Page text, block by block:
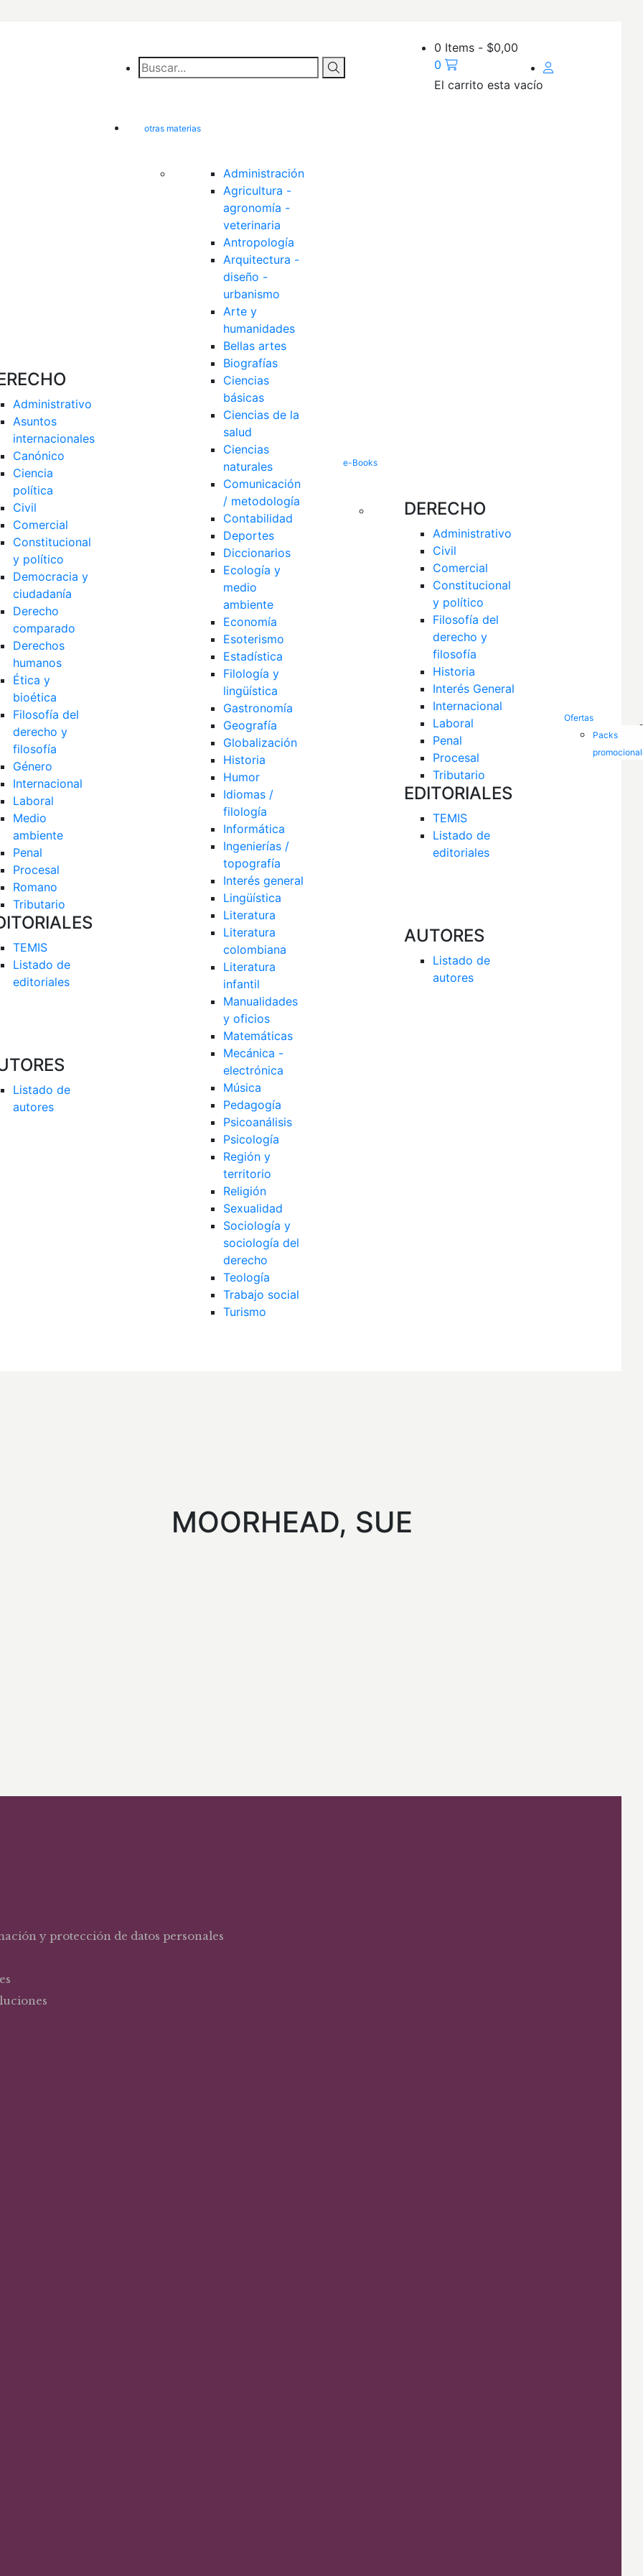
Administrativo
Asuntos
internacionales
Canónico
Ciencia
política
Civil
Comercial
Constitucional
y político
Democracia y
ciudadanía
Derecho
comparado
Derechos
humanos
Ética y
bioética
Filosofía del
derecho y
filosofía
Género
Internacional
Laboral
Medio
ambiente
Penal
Procesal
Romano
Tributario
TEMIS
Listado de
editoriales
Listado de
autores
otras materias
Administración
Agricultura -
agronomía -
veterinaria
Antropología
Arquitectura -
diseño -
urbanismo
Arte y
humanidades
Bellas artes
Biografías
Ciencias
básicas
Ciencias de la
salud
Ciencias
naturales
Comunicación
/ metodología
Contabilidad
Deportes
Diccionarios
Ecología y
medio
ambiente
Economía
Esoterismo
Estadística
Filología y
lingüística
Gastronomía
Geografía
Globalización
Historia
Humor
Idiomas /
filología
Informática
Ingenierías /
topografía
Interés general
Lingüística
Literatura
Literatura
colombiana
Literatura
infantil
Manualidades
y oficios
Matemáticas
Mecánica -
electrónica
Música
Pedagogía
Psicoanálisis
Psicología
Región y
territorio
Religión
Sexualidad
Sociología y
sociología del
derecho
Teología
Trabajo social
Turismo
e-Books
DERECHO
Administrativo
Civil
Comercial
Constitucional
y político
Filosofía del
derecho y
filosofía
Historia
Internacional
Laboral
Penal
Procesal
Tributario
EDITORIALES
TEMIS
Listado de
editoriales
AUTORES
Listado de
autores
Ofertas
Packs
0 Items - $0,00
0
El carrito esta vacío
MOORHEAD, SUE
y protección de datos personales